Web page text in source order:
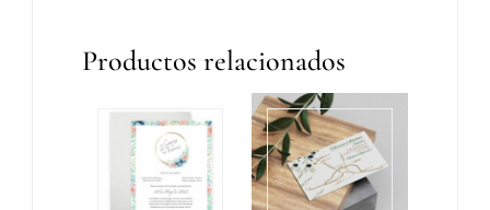
Productos relacionados